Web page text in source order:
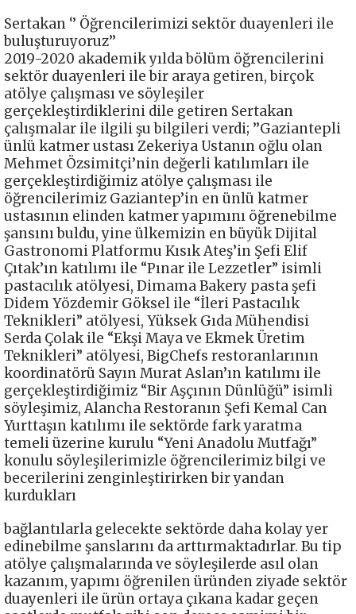
Sertakan ‘’ Öğrencilerimizi sektör duayenleri ile
buluşturuyoruz’’
2019-2020 akademik yılda bölüm öğrencilerini
sektör duayenleri ile bir araya getiren, birçok
atölye çalışması ve söyleşiler
gerçekleştirdiklerini dile getiren Sertakan
çalışmalar ile ilgili şu bilgileri verdi; ’’Gaziantepli
ünlü katmer ustası Zekeriya Ustanın oğlu olan
Mehmet Özsimitçi’nin değerli katılımları ile
gerçekleştirdiğimiz atölye çalışması ile
öğrencilerimiz Gaziantep’in en ünlü katmer
ustasının elinden katmer yapımını öğrenebilme
şansını buldu, yine ülkemizin en büyük Dijital
Gastronomi Platformu Kısık Ateş’in Şefi Elif
Çıtak’ın katılımı ile “Pınar ile Lezzetler” isimli
pastacılık atölyesi, Dimama Bakery pasta şefi
Didem Yözdemir Göksel ile “İleri Pastacılık
Teknikleri” atölyesi, Yüksek Gıda Mühendisi
Serda Çolak ile “Ekşi Maya ve Ekmek Üretim
Teknikleri” atölyesi, BigChefs restoranlarının
koordinatörü Sayın Murat Aslan’ın katılımı ile
gerçekleştirdiğimiz “Bir Aşçının Dünlüğü” isimli
söyleşimiz, Alancha Restoranın Şefi Kemal Can
Yurttaşın katılımı ile sektörde fark yaratma
temeli üzerine kurulu “Yeni Anadolu Mutfağı”
konulu söyleşilerimizle öğrencilerimiz bilgi ve
becerilerini zenginleştirirken bir yandan
kurdukları
bağlantılarla gelecekte sektörde daha kolay yer
edinebilme şanslarını da arttırmaktadırlar. Bu tip
atölye çalışmalarında ve söyleşilerde asıl olan
kazanım, yapımı öğrenilen üründen ziyade sektör
duayenleri ile ürün ortaya çıkana kadar geçen